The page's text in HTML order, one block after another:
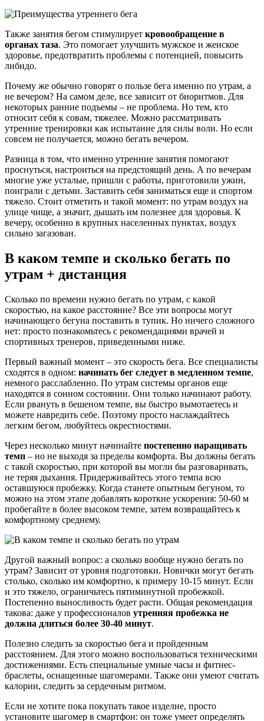
Также занятия бегом стимулирует кровообращение в
органах таза. Это помогает улучшить мужское и женское
здоровье, предотвратить проблемы с потенцией, повысить
либидо.
Почему же обычно говорят о пользе бега именно по утрам, а
не вечером? На самом деле, все зависит от биоритмов. Для
некоторых ранние подъемы – не проблема. Но тем, кто
относит себя к совам, тяжелее. Можно рассматривать
утренние тренировки как испытание для силы воли. Но если
совсем не получается, можно бегать вечером.
Разница в том, что именно утренние занятия помогают
проснуться, настроиться на предстоящий день. А по вечерам
многие уже усталые, пришли с работы, приготовили ужин,
поиграли с детьми. Заставить себя заниматься еще и спортом
тяжело. Стоит отметить и такой момент: по утрам воздух на
улице чище, а значит, дышать им полезнее для здоровья. К
вечеру, особенно в крупных населенных пунктах, воздух
сильно загазован.
В каком темпе и сколько бегать по
утрам + дистанция
Сколько по времени нужно бегать по утрам, с какой
скоростью, на какое расстояние? Все эти вопросы могут
начинающего бегуна поставить в тупик. Но ничего сложного
нет: просто познакомьтесь с рекомендациями врачей и
спортивных тренеров, приведенными ниже.
Первый важный момент – это скорость бега. Все специалисты
сходятся в одном: начинать бег следует в медленном темпе,
немного расслабленно. По утрам системы органов еще
находятся в сонном состоянии. Они только начинают работу.
Если рвануть в бешеном темпе, вы быстро вымотаетесь и
можете навредить себе. Поэтому просто наслаждайтесь
легким бегом, любуйтесь окрестностями.
Через несколько минут начинайте постепенно наращивать
темп – но не выходя за пределы комфорта. Вы должны бегать
с такой скоростью, при которой вы могли бы разговаривать,
не теряя дыхания. Придерживайтесь этого темпа всю
оставшуюся пробежку. Когда станете опытным бегуном, то
можно на этом этапе добавлять короткие ускорения: 50-60 м
пробегайте в более высоком темпе, затем возвращайтесь к
комфортному среднему.
Другой важный вопрос: а сколько вообще нужно бегать по
утрам? Зависит от уровня подготовки. Новички могут бегать
столько, сколько им комфортно, к примеру 10-15 минут. Если
и это тяжело, ограничьтесь пятиминутной пробежкой.
Постепенно выносливость будет расти. Общая рекомендация
такова: даже у профессионалов утренняя пробежка не
должна длиться более 30-40 минут.
Полезно следить за скоростью бега и пройденным
расстоянием. Для этого можно воспользоваться техническими
достижениями. Есть специальные умные часы и фитнес-
браслеты, оснащенные шагомерами. Также они умеют считать
калории, следить за сердечным ритмом.
Если не хотите пока покупать такое изделие, просто
установите шагомер в смартфон: он тоже умеет определять